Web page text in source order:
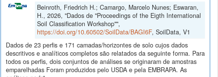
Beinroth, Friedrich H.; Camargo, Marcelo Nunes; Eswaran,
H., 2026, "Dados de "Proceedings of the Eigth International
Soil Classification Workshop"",
https://doi.org/10.60502/SoilData/BAGI6F, SoilData, V1
Dados de 23 perfis e 171 camadas/horizontes de solo cujos dados
descritivos e analíticos completos são relatados da seguinte forma. Para
todos os perfis, dois conjuntos de análises se originaram de amostras
emparelhadas Foram produzidos pelo USDA e pela EMBRAPA. As